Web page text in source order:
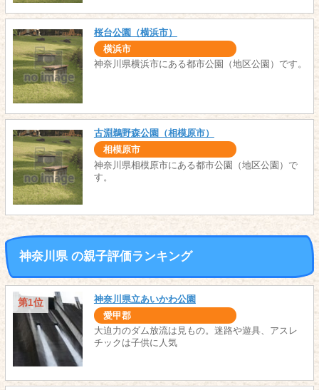
桜台公園（横浜市）
横浜市
神奈川県横浜市にある都市公園（地区公園）です。
古淵鵜野森公園（相模原市）
相模原市
神奈川県相模原市にある都市公園（地区公園）で
す。
神奈川県 の親子評価ランキング
第1位 神奈川県立あいかわ公園
愛甲郡
大迫力のダム放流は見もの。迷路や遊具、アスレ
チックは子供に人気